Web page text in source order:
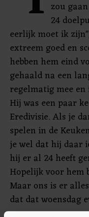
zou
24
eerlijk moet ik
extreem goed en
hebben hem eind
gehaald na een
regelmatig mee
Hij was een paar
Eredivisie. Als je
spelen in de
je wel dat hij daar
hij er al 24 heeft
Hopelijk voor
Maar ons is er
dat dat woensdag